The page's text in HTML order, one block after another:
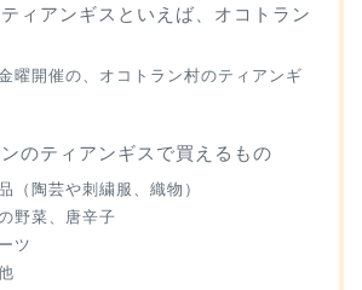
ィアンギスといえば、オコトラン
曜開催の、オコトラン村のティアンギ
のティアンギスで買えるもの
（陶芸や刺繍服、織物）
野菜、唐辛子
ツ